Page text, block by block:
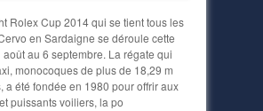
Rolex Cup 2014 qui se tient tous les
en Sardaigne se déroule cette
au 6 septembre. La régate qui
monocoques de plus de 18,29 m
a été fondée en 1980 pour offrir aux
puissants voiliers, la po